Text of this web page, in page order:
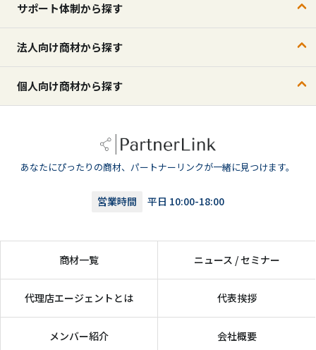
サポート体制から探す
法人向け商材から探す
個人向け商材から探す
あなたにぴったりの商材、パートナーリンクが一緒に見つけます。
営業時間 平日 10:00-18:00
商材一覧 ニュース / セミナー
代理店エージェントとは 代表挨拶
メンバー紹介 会社概要